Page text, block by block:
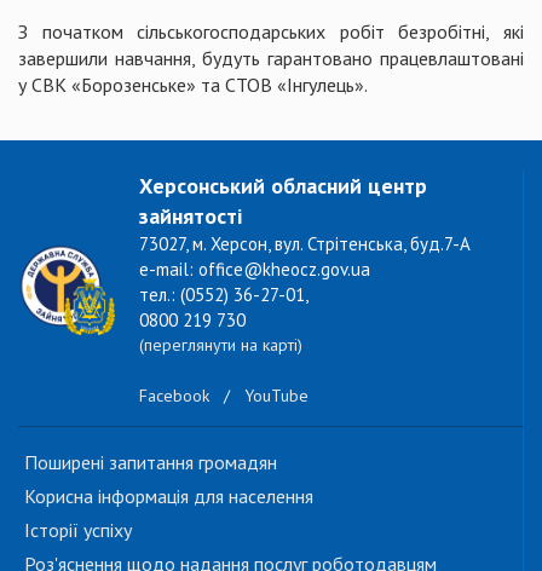
З початком сільськогосподарських робіт безробітні, які
завершили навчання, будуть гарантовано працевлаштовані
у СВК «Борозенське» та СТОВ «Інгулець».
Херсонський обласний центр
зайнятості
73027, м. Херсон, вул. Стрітенська, буд.7-А
e-mail: office@kheocz.gov.ua
тел.: (0552) 36-27-01,
0800 219 730
(переглянути на карті)
Facebook / YouTube
Поширені запитання громадян
Корисна інформація для населення
Історії успіху
Роз'яснення щодо надання послуг роботодавцям